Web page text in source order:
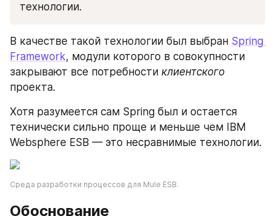
технологии.
В качестве такой технологии был выбран Spring
Framework, модули которого в совокупности
закрывают все потребности клиентского
проекта.
Хотя разумеется сам Spring был и остается
технически сильно проще и меньше чем IBM
Websphere ESB — это несравнимые технологии.
Среда разработки процессов для Mule ESB.
Обоснование